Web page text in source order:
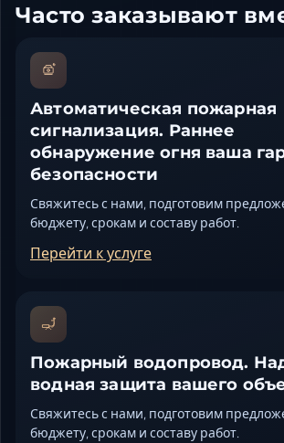
Часто заказывают
Автоматическая пожарная
сигнализация. Раннее
обнаружение огня ваша
безопасности
Свяжитесь с нами, подготовим
бюджету, срокам и составу работ.
Перейти к услуге
Пожарный водопровод.
водная защита вашего
Свяжитесь с нами, подготовим
бюджету, срокам и составу работ.